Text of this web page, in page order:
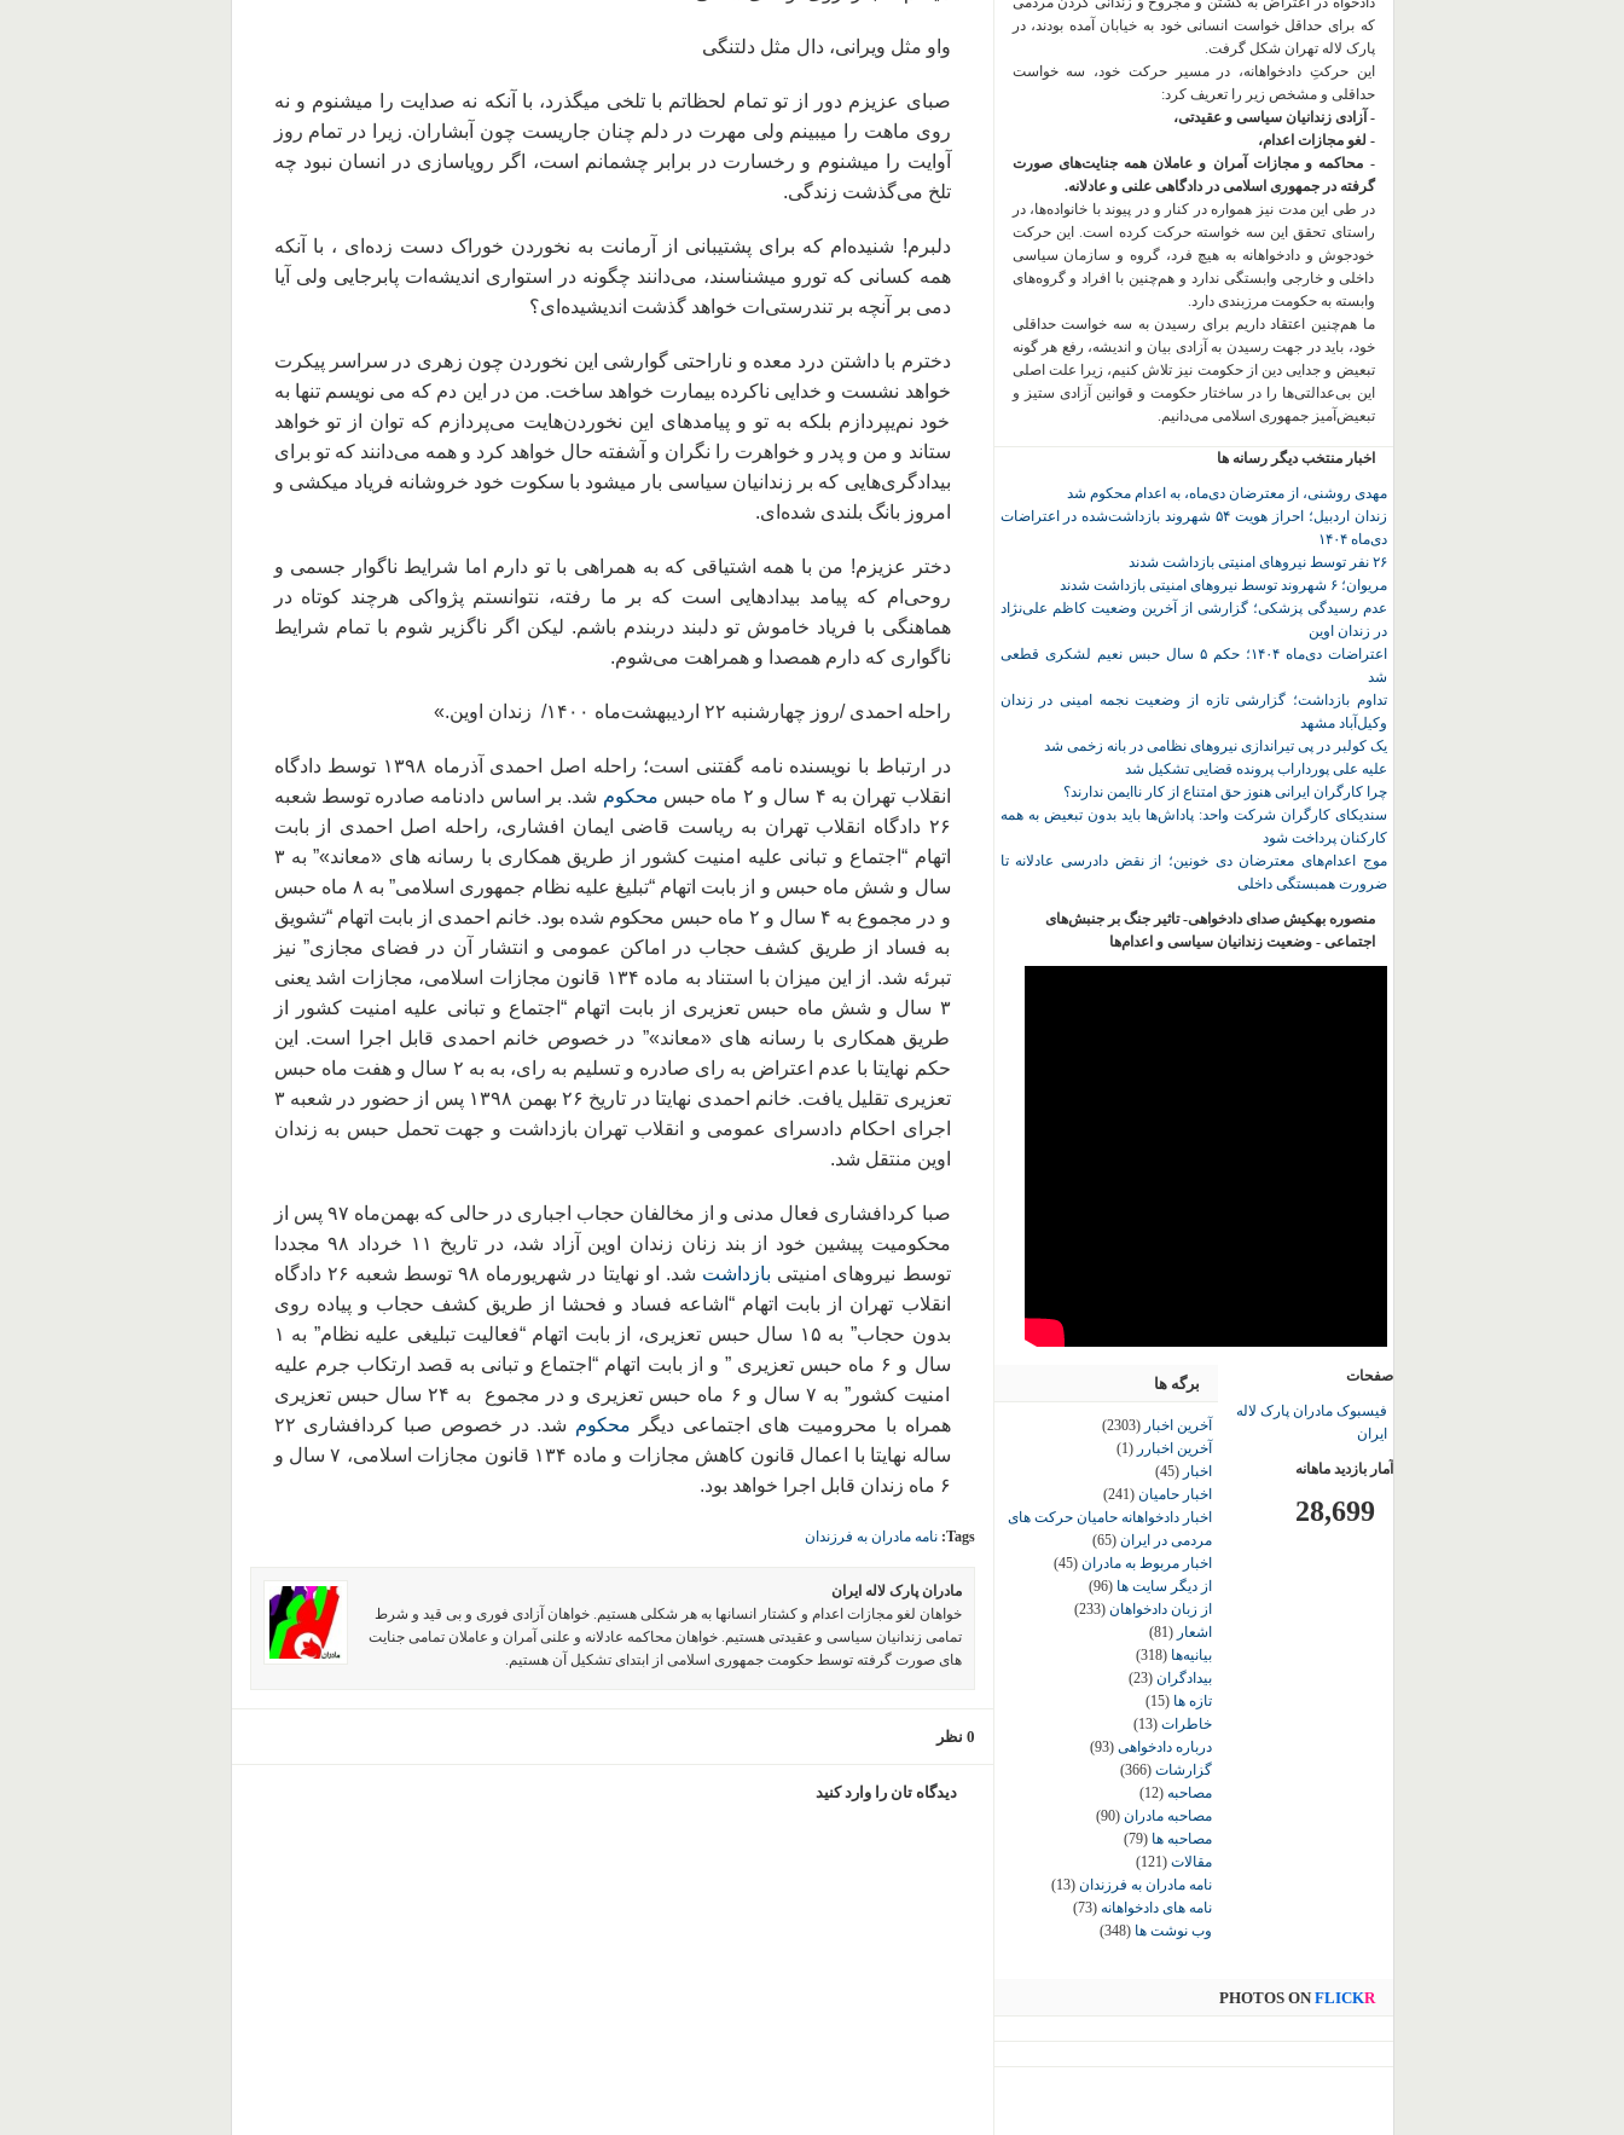
واو مثل ویرانی، دال مثل دلتنگی
صبای عزیزم دور از تو تمام لحظاتم با تلخی میگذرد، با آنکه نه صدایت را میشنوم و نه
روی ماهت را میبینم ولی مهرت در دلم چنان جاریست چون آبشاران. زیرا در تمام روز
آوایت را میشنوم و رخسارت در برابر چشمانم است، اگر رویاسازی در انسان نبود چه
تلخ می‌گذشت زندگی.
دلبرم! شنیده‌ام که برای پشتیبانی از آرمانت به نخوردن خوراک دست زده‌ای ، با آنکه
همه کسانی که تورو میشناسند، می‌دانند چگونه در استواری اندیشه‌ات پابرجایی ولی آیا
دمی بر آنچه بر تندرستی‌ات خواهد گذشت اندیشیده‌ای؟
دخترم با داشتن درد معده و ناراحتی گوارشی این نخوردن چون زهری در سراسر پیکرت
خواهد نشست و خدایی ناکرده بیمارت خواهد ساخت. من در این دم که می‌ نویسم تنها به
خود نم‌یپردازم بلکه به تو و پیامدهای این نخوردن‌هایت می‌پردازم که توان از تو خواهد
ستاند و من و پدر و خواهرت را نگران و آشفته حال خواهد کرد و همه می‌دانند که تو برای
بیدادگری‌هایی که بر زندانیان سیاسی بار میشود با سکوت خود خروشانه فریاد میکشی و
امروز بانگ بلندی شده‌ای.
دختر عزیزم! من با همه اشتیاقی که به همراهی با تو دارم اما شرایط ناگوار جسمی و
روحی‌ام که پیامد بیدادهایی است که بر ما رفته، نتوانستم پژواکی هرچند کوتاه در
هماهنگی با فریاد خاموش تو دلبند دربندم باشم. لیکن اگر ناگزیر شوم با تمام شرایط
ناگواری که دارم همصدا و همراهت می‌شوم.
راحله احمدی /روز چهارشنبه ۲۲ اردیبهشت‌ماه ۱۴۰۰/ زندان اوین.»
در ارتباط با نویسنده نامه گفتنی است؛ راحله اصل احمدی آذرماه ۱۳۹۸ توسط دادگاه
انقلاب تهران به ۴ سال و ۲ ماه حبس
محکوم شد. بر اساس دادنامه صادره توسط شعبه
۲۶ دادگاه انقلاب تهران به ریاست قاضی ایمان افشاری، راحله اصل احمدی از بابت
اتهام “اجتماع و تبانی علیه امنیت کشور از طریق همکاری با رسانه های «معاند»” به ۳
سال و شش ماه حبس و از بابت اتهام “تبلیغ علیه نظام جمهوری اسلامی” به ۸ ماه حبس
و در مجموع به ۴ سال و ۲ ماه حبس محکوم شده بود. خانم احمدی از بابت اتهام “تشویق
به فساد از طریق کشف حجاب در اماکن عمومی و انتشار آن در فضای مجازی” نیز
تبرئه شد. از این میزان با استناد به ماده ۱۳۴ قانون مجازات اسلامی، مجازات اشد یعنی
۳ سال و شش ماه حبس تعزیری از بابت اتهام “اجتماع و تبانی علیه امنیت کشور از
طریق همکاری با رسانه های «معاند»” در خصوص خانم احمدی قابل اجرا است. این
حکم نهایتا با عدم اعتراض به رای صادره و تسلیم به رای، به به ۲ سال و هفت ماه حبس
تعزیری تقلیل یافت. خانم احمدی نهایتا در تاریخ ۲۶ بهمن ۱۳۹۸ پس از حضور در شعبه ۳
اجرای احکام دادسرای عمومی و انقلاب تهران بازداشت و جهت تحمل حبس به زندان
اوین منتقل شد.
صبا کردافشاری فعال مدنی و از مخالفان حجاب اجباری در حالی که بهمن‌ماه ۹۷ پس از
محکومیت پیشین خود از بند زنان زندان اوین آزاد شد، در تاریخ ۱۱ خرداد ۹۸ مجددا
توسط نیروهای امنیتی بازداشت
شد. او نهایتا در شهریورماه ۹۸ توسط شعبه ۲۶ دادگاه
انقلاب تهران از بابت اتهام “اشاعه فساد و فحشا از طریق کشف حجاب و پیاده روی
بدون حجاب” به ۱۵ سال حبس تعزیری، از بابت اتهام “فعالیت تبلیغی علیه نظام” به ۱
سال و ۶ ماه حبس تعزیری ” و از بابت اتهام “اجتماع و تبانی به قصد ارتکاب جرم علیه
امنیت کشور” به ۷ سال و ۶ ماه حبس تعزیری و در مجموع به ۲۴ سال حبس تعزیری
همراه با محرومیت های اجتماعی دیگر محکوم
شد. در خصوص صبا کردافشاری ۲۲
ساله نهایتا با اعمال قانون کاهش مجازات و ماده ۱۳۴ قانون مجازات اسلامی، ۷ سال و
۶ ماه زندان قابل اجرا خواهد بود.
Tags: نامه مادران به فرزندان
مادران پارک لاله ایران
خواهان لغو مجازات اعدام و کشتار انسانها به هر شکلی هستیم. خواهان آزادی فوری و بی قید و شرط
تمامی زندانیان سیاسی و عقیدتی هستیم. خواهان محاکمه عادلانه و علنی آمران و عاملان تمامی جنایت
های صورت گرفته توسط حکومت جمهوری اسلامی از ابتدای تشکیل آن هستیم.
0 نظر
دیدگاه تان را وارد کنید
که برای حداقل خواست انسانی خود به خیابان آمده بودند، در
پارک لاله تهران شکل گرفت.
این حرکتِ دادخواهانه، در مسیر حرکت خود، سه خواست
حداقلی و مشخص زیر را تعریف کرد:
- آزادی زندانیان سیاسی و عقیدتی،
- لغو مجازات اعدام،
- محاکمه و مجازات آمران و عاملان همه جنایت‌های صورت
گرفته در جمهوری اسلامی در دادگاهی علنی و عادلانه.
در طی این مدت نیز همواره در کنار و در پیوند با خانواده‌ها، در
راستای تحقق این سه خواسته حرکت کرده است. این حرکت
خودجوش و دادخواهانه به هیچ فرد، گروه و سازمان سیاسی
داخلی و خارجی وابستگی ندارد و هم‌چنین با افراد و گروه‌های
وابسته به حکومت مرزبندی دارد.
ما هم‌چنین اعتقاد داریم برای رسیدن به سه خواست حداقلی
خود، باید در جهت رسیدن به آزادی بیان و اندیشه، رفع هر گونه
تبعیض و جدایی دین از حکومت نیز تلاش کنیم، زیرا علت اصلی
این بی‌عدالتی‌ها را در ساختار حکومت و قوانین آزادی ستیز و
تبعیض‌آمیز جمهوری اسلامی می‌دانیم.
اخبار منتخب دیگر رسانه ها
مهدی روشنی، از معترضان دی‌ماه، به اعدام محکوم شد
زندان اردبیل؛ احراز هویت ۵۴ شهروند بازداشت‌شده در اعتراضات
دی‌ماه ۱۴۰۴
۲۶ نفر توسط نیروهای امنیتی بازداشت شدند
مریوان؛ ۶ شهروند توسط نیروهای امنیتی بازداشت شدند
عدم رسیدگی پزشکی؛ گزارشی از آخرین وضعیت کاظم علی‌نژاد
در زندان اوین
اعتراضات دی‌ماه ۱۴۰۴؛ حکم ۵ سال حبس نعیم لشکری قطعی
شد
تداوم بازداشت؛ گزارشی تازه از وضعیت نجمه امینی در زندان
وکیل‌آباد مشهد
یک کولبر در پی تیراندازی نیروهای نظامی در بانه زخمی شد
علیه علی پورداراب پرونده قضایی تشکیل شد
چرا کارگران ایرانی هنوز حق امتناع از کار ناایمن ندارند؟
سندیکای کارگران شرکت واحد: پاداش‌ها باید بدون تبعیض به همه
کارکنان پرداخت شود
موج اعدام‌های معترضان دی‌ خونین؛ از نقض دادرسی عادلانه تا
ضرورت همبستگی داخلی
منصوره بهکیش صدای دادخواهی- تاثیر جنگ بر جنبش‌های
اجتماعی - وضعیت زندانیان سیاسی و اعدام‌ها
برگه ها
آخرین اخبار (2303)
آخرین اخبارر (1)
اخبار (45)
اخبار حامیان (241)
اخبار دادخواهانه حامیان حرکت های
مردمی در ایران (65)
اخبار مربوط به مادران (45)
از دیگر سایت ها (96)
از زبان دادخواهان (233)
اشعار (81)
بیانیه‌ها (318)
بیدادگران (23)
تازه ها (15)
خاطرات (13)
درباره دادخواهی (93)
گزارشات (366)
مصاحبه (12)
مصاحبه مادران (90)
مصاحبه ها (79)
مقالات (121)
نامه مادران به فرزندان (13)
نامه های دادخواهانه (73)
وب نوشت ها (348)
صفحات
فیسبوک مادران پارک لاله
ایران
آمار بازدید ماهانه
28,699
PHOTOS ON FLICKR